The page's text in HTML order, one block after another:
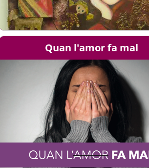
Quan l'amor fa mal